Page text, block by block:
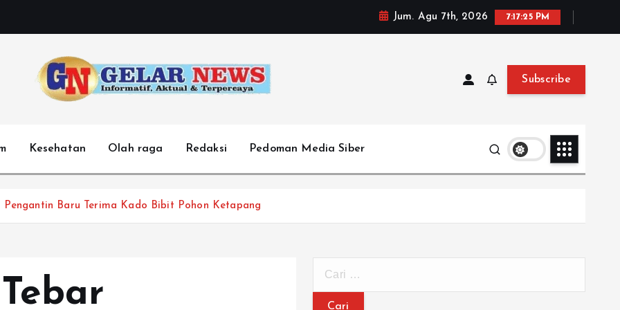
Jum. Agu 7th, 2026 7:17:27 PM
Subscribe
Kesehatan Olah raga Redaksi Pedoman Media Siber
Pengantin Baru Terima Kado Bibit Pohon Ketapang